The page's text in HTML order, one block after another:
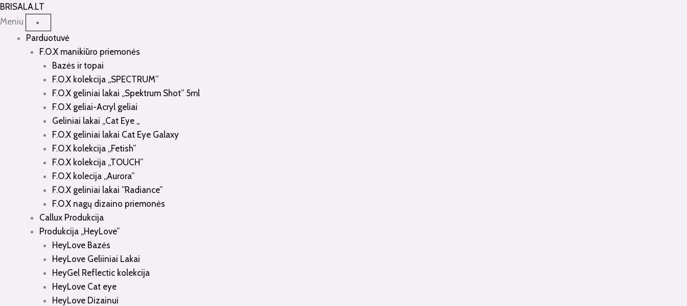
BRISALA.LT
Meniu
×
Parduotuvė
F.O.X manikiūro priemonės
Bazės ir topai
F.O.X kolekcija „SPECTRUM”
F.O.X geliniai lakai „Spektrum Shot” 5ml
F.O.X geliai-Acryl geliai
Geliniai lakai „Cat Eye „
F.O.X geliniai lakai Cat Eye Galaxy
F.O.X kolekcija „Fetish”
F.O.X kolekcija „TOUCH”
F.O.X kolecija „Aurora”
F.O.X geliniai lakai ”Radiance”
F.O.X nagų dizaino priemonės
Callux Produkcija
Produkcija „HeyLove”
HeyLove Bazės
HeyLove Geliiniai Lakai
HeyGel Reflectic kolekcija
HeyLove Cat eye
HeyLove Dizainui
Pereiti
prie